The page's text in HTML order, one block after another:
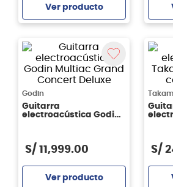
Ver producto
Godin
Guitarra
electroacústica Godin
S/ 11 ,999.00
Ver producto
S/